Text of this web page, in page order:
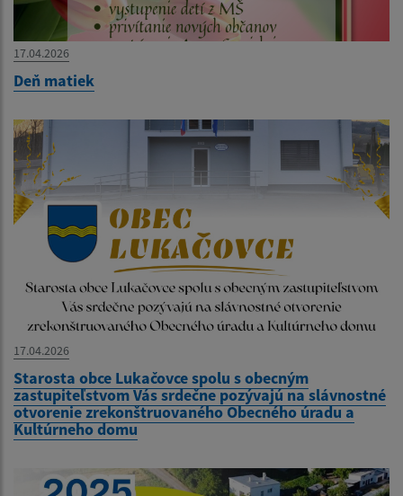
17.04.2026
Deň matiek
17.04.2026
Starosta obce Lukačovce spolu s obecným
zastupiteľstvom Vás srdečne pozývajú na slávnostné
otvorenie zrekonštruovaného Obecného úradu a
Kultúrneho domu